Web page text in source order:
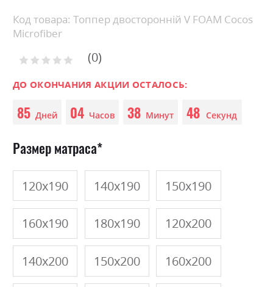
Skip
to
beginning
the
gallery
Код товара: Топпер двосторонній V FOAM Cocos
Microfiber
Рейтинг: 0
ДО ОКОНЧАНИЯ АКЦИИ ОСТАЛОСЬ:
85 Дней 04 Часов 38 Минут 48 Секунд
Размер матраса
120х190 140х190 150х190
160х190 180х190 120х200
140х200 150х200 160х200